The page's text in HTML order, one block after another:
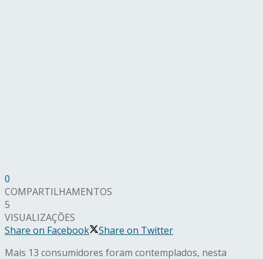
0
COMPARTILHAMENTOS
5
VISUALIZAÇÕES
Share on Facebook
Share on Twitter
Mais 13 consumidores foram contemplados, nesta